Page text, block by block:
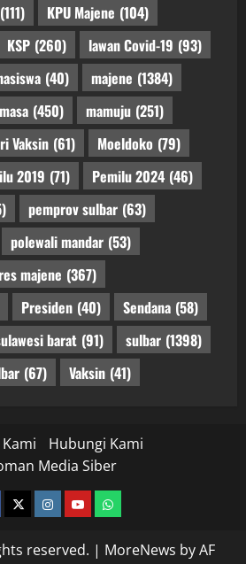
(111) KPU Majene (104)
KSP (260) lawan Covid-19 (93)
(40) majene (1384)
(450) mamuju (251)
Vaksin (61) Moeldoko (79)
2019 (71) Pemilu 2024 (46)
pemprov sulbar (63)
polewali mandar (53)
majene (367)
Presiden (40) Sendana (58)
barat (91) sulbar (1398)
(67) Vaksin (41)
Hubungi Kami
Media Siber
twitterinstagram.com
youtubewhatsapp
reserved. | MoreNews by AF